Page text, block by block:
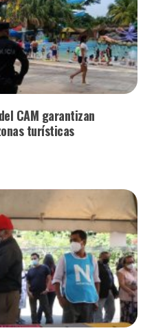
CAM garantizan
turísticas